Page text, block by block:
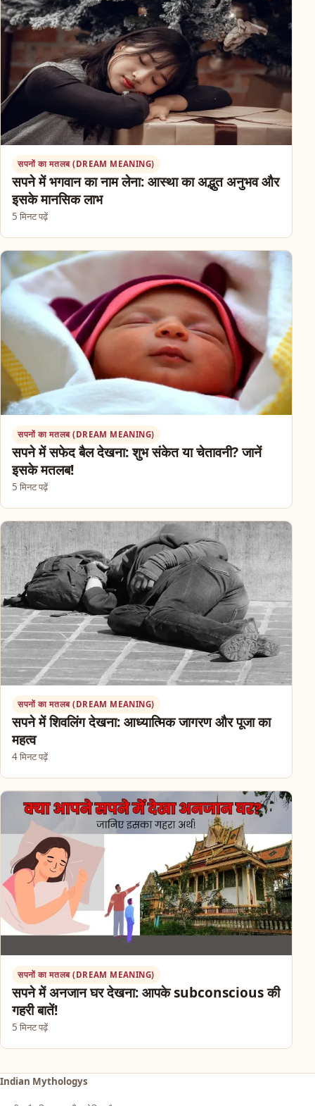
सपनों का मतलब (DREAM MEANING)
सपने में भगवान का नाम लेना: आस्था का अद्भुत अनुभव और
इसके मानसिक लाभ
5 मिनट पढ़ें
सपनों का मतलब (DREAM MEANING)
सपने में सफेद बैल देखना: शुभ संकेत या चेतावनी? जानें
इसके मतलब!
5 मिनट पढ़ें
सपनों का मतलब (DREAM MEANING)
सपने में शिवलिंग देखना: आध्यात्मिक जागरण और पूजा का
महत्व
4 मिनट पढ़ें
सपनों का मतलब (DREAM MEANING)
सपने में अनजान घर देखना: आपके subconscious की
गहरी बातें!
5 मिनट पढ़ें
Indian Mythologys